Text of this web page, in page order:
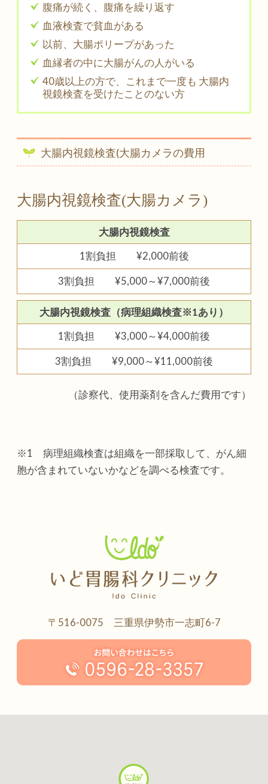
腹痛が続く、腹痛を繰り返す
血液検査で貧血がある
以前、大腸ポリープがあった
血縁者の中に大腸がんの人がいる
40歳以上の方で、これまで一度も
視鏡検査を受けたことのない方
大腸内視鏡検査(大腸カメラの費用
大腸内視鏡検査(大腸カメラ)
大腸内視鏡検査
1割負担 ¥2,000前後
3割負担 ¥5,000～¥7,000前後
大腸内視鏡検査（病理組織検査※1あり）
1割負担 ¥3,000～¥4,000前後
3割負担 ¥9,000～¥11,000前後
（診察代、使用薬剤を含んだ費用です）
※1 病理組織検査は組織を一部採取して、がん細
胞が含まれていないかなどを調べる検査です。
〒516-0075 三重県伊勢市一志町6-7